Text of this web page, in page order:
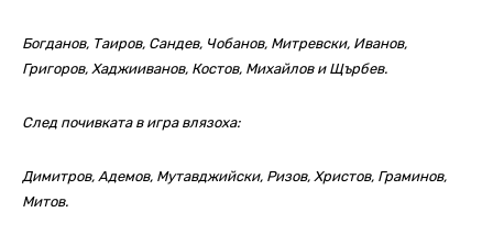
Богданов, Таиров, Сандев, Чобанов, Митревски, Иванов,
Григоров, Хаджииванов, Костов, Михайлов и Щърбев.
След почивката в игра влязоха:
Димитров, Адемов, Мутавджийски, Ризов, Христов, Граминов,
Митов.